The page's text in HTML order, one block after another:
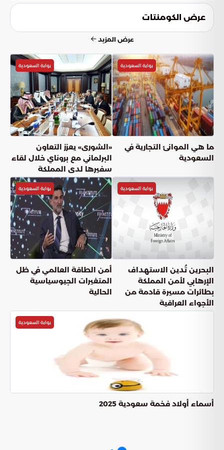
القوارب الصغيرة وتشكل خطراً على سلامة المرتادين.
عرض الكومنتات
عرض المزيد
بوابة السعودية
ما هي الموانئ التجارية في
السعودية
بوابة السعودية
«الشورى» يعزز التعاون
البرلماني مع بروناي خلال لقاء
سفيرها لدى المملكة
بوابة السعودية
البحرين تُدين الاستهداف
الإرهابي لأمن المملكة
بطائرات مسيرة قادمة من
الأجواء العراقية
بوابة السعودية
أمن الطاقة العالمي في ظل
المتغيرات الجيوسياسية
الحالية
بوابة السعودية
أسماء أولاد فخمة سعودية 2025